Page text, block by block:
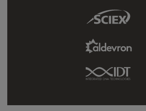
Sciex
Link
IDT
Link